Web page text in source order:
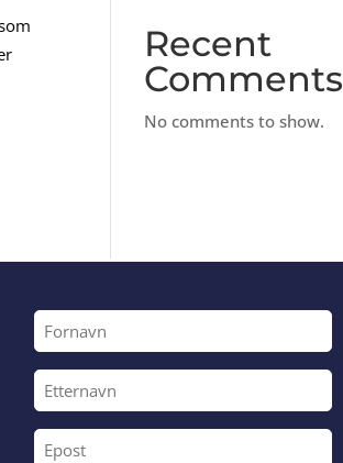
Recent
Comments
No comments to show.
Fornavn
Etternavn
Epost